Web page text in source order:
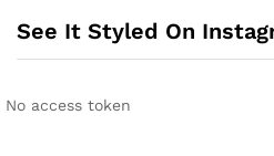
See It Styled On
No access token